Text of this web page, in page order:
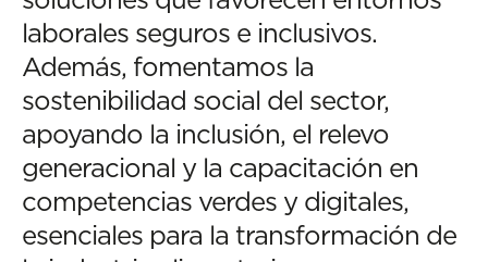
laborales seguros e inclusivos.
Además, fomentamos la
sostenibilidad social del sector,
apoyando la inclusión, el relevo
generacional y la capacitación en
competencias verdes y digitales,
esenciales para la transformación de